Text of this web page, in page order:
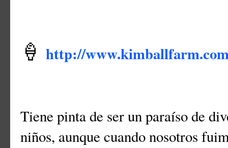
🍦 http://
Tiene pinta de ser un paraíso de
niños, aunque cuando nosotros